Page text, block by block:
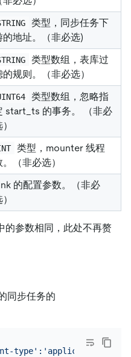
类型，同步任务下
的地址。（非必选)
类型数组，表库过
的规则。（非必选）
类型数组，忽略指
start_ts 的事务。 （非必
类型，mounter 线程
。（非必选）
的配置参数。（非必
的参数相同，此处不再赘
同步任务的
type':'application/